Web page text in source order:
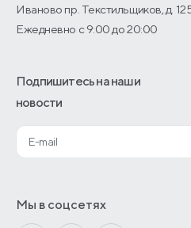
Иваново пр. Текстильщиков, д.
Ежедневно с 9:00 до 20:00
Подпишитесь на наши
новости
Мы в соцсетях